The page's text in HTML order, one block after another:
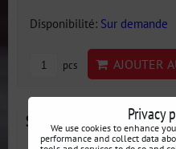
Disponibilité: Sur demande
pcs AJOUTER
Siège de course Sabelt
Privacy
We use cookies to enhance
performance and collect data